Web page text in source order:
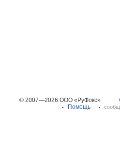
© 2007—2026 ООО «РуФокс»
Помощь